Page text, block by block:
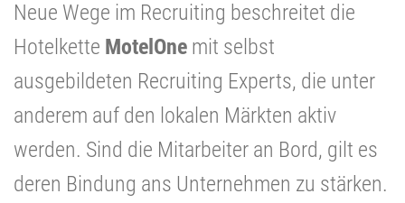
Neue Wege im Recruiting beschreitet die
Hotelkette MotelOne mit selbst
ausgebildeten Recruiting Experts, die unter
anderem auf den lokalen Märkten aktiv
werden. Sind die Mitarbeiter an Bord, gilt es
deren Bindung ans Unternehmen zu stärken.